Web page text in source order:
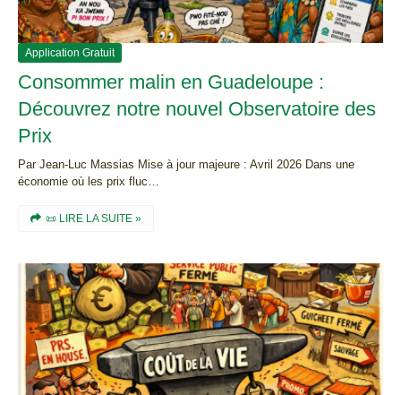
Application Gratuit
Consommer malin en Guadeloupe :
Découvrez notre nouvel Observatoire des
Prix
Par Jean-Luc Massias Mise à jour majeure : Avril 2026 Dans une
économie où les prix fluc…
📜 LIRE LA SUITE »